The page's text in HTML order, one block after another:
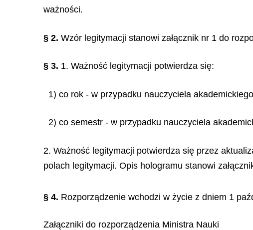
ważności.
§ 2. Wzór legitymacji stanowi załącznik nr 1 do
§ 3. 1. Ważność legitymacji potwierdza się:
1) co rok - w przypadku nauczyciela
2) co semestr - w przypadku nauczyciela
2. Ważność legitymacji potwierdza się przez
polach legitymacji. Opis hologramu stanowi
§ 4. Rozporządzenie wchodzi w życie z dniem 1
Załączniki do rozporządzenia Ministra Nauki